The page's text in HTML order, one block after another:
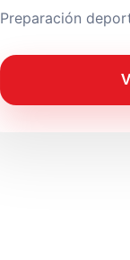
Preparación